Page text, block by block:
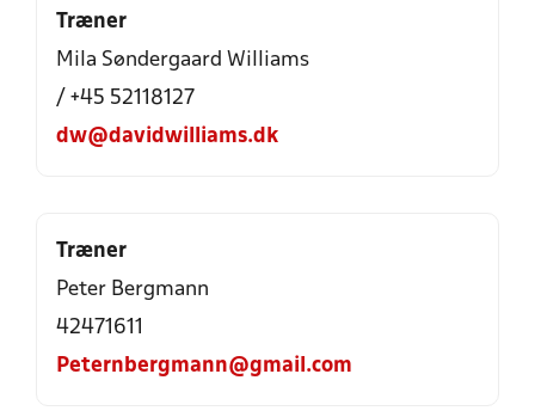
Træner
Mila Søndergaard Williams
/ +45 52118127
dw@davidwilliams.dk
Træner
Peter Bergmann
42471611
Peternbergmann@gmail.com